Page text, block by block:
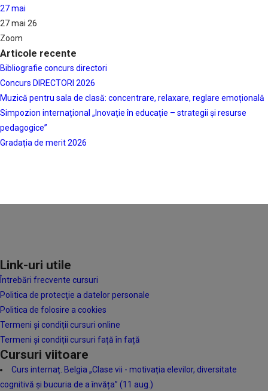
27 mai
27 mai 26
Zoom
Articole recente
Bibliografie concurs directori
Concurs DIRECTORI 2026
Muzică pentru sala de clasă: concentrare, relaxare, reglare emoțională
Simpozion internațional „Inovație în educație – strategii și resurse
pedagogice”
Gradația de merit 2026
Link-uri utile
Întrebări frecvente cursuri
Politica de protecţie a datelor personale
Politica de folosire a cookies
Termeni și condiții cursuri online
Termeni și condiții cursuri față în față
Cursuri viitoare
Curs internaț. Belgia „Clase vii - motivația elevilor, diversitate
cognitivă și bucuria de a învăța” (11 aug.)